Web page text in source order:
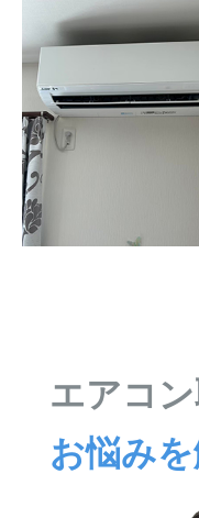
エアコ
お悩み